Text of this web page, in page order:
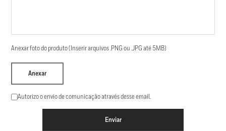
Anexar foto do produto (Inserir arquivos .PNG ou .JPG até 5MB)
Anexar
Autorizo o envio de comunicação através desse email.
Enviar